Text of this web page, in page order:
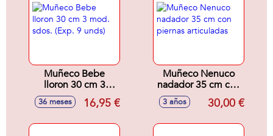
Muñeco Bebe
lloron 30 cm 3
mod. sdos. (Exp. 9
unds)
36 meses 16,95 €
Muñeco Nenuco
nadador 35 cm con
piernas articuladas
3 años 30,00 €